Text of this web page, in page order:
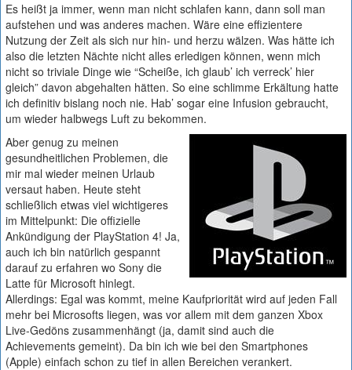
Es heißt ja immer, wenn man nicht schlafen kann, dann soll man
aufstehen und was anderes machen. Wäre eine effizientere
Nutzung der Zeit als sich nur hin- und herzu wälzen. Was hätte ich
also die letzten Nächte nicht alles erledigen können, wenn mich
nicht so triviale Dinge wie “Scheiße, ich glaub’ ich verreck’ hier
gleich” davon abgehalten hätten. So eine schlimme Erkältung hatte
ich definitiv bislang noch nie. Hab’ sogar eine Infusion gebraucht,
um wieder halbwegs Luft zu bekommen.
Aber genug zu meinen
gesundheitlichen Problemen, die
mir mal wieder meinen Urlaub
versaut haben. Heute steht
schließlich etwas viel wichtigeres
im Mittelpunkt: Die offizielle
Ankündigung der PlayStation 4! Ja,
auch ich bin natürlich gespannt
darauf zu erfahren wo Sony die
Latte für Microsoft hinlegt.
Allerdings: Egal was kommt, meine Kaufpriorität wird auf jeden Fall
mehr bei Microsofts liegen, was vor allem mit dem ganzen Xbox
Live-Gedöns zusammenhängt (ja, damit sind auch die
Achievements gemeint). Da bin ich wie bei den Smartphones
(Apple) einfach schon zu tief in allen Bereichen verankert.